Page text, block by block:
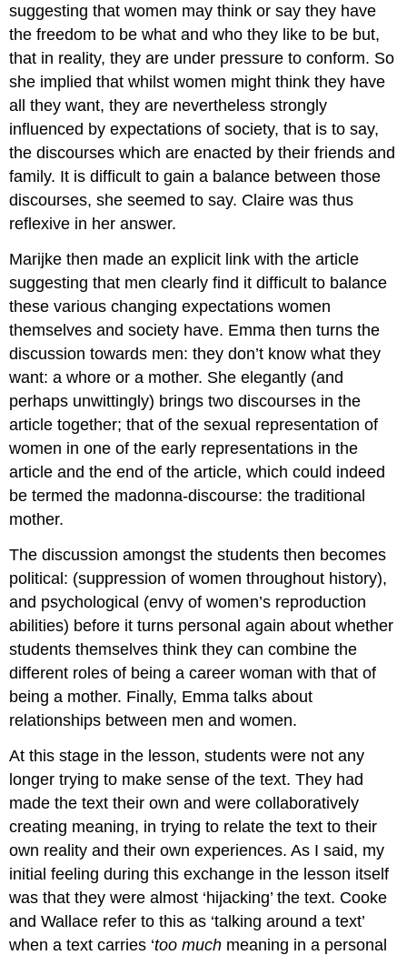
suggesting that women may think or say they have
the freedom to be what and who they like to be but,
that in reality, they are under pressure to conform. So
she implied that whilst women might think they have
all they want, they are nevertheless strongly
influenced by expectations of society, that is to say,
the discourses which are enacted by their friends and
family. It is difficult to gain a balance between those
discourses, she seemed to say. Claire was thus
reflexive in her answer.
Marijke then made an explicit link with the article
suggesting that men clearly find it difficult to balance
these various changing expectations women
themselves and society have. Emma then turns the
discussion towards men: they don’t know what they
want: a whore or a mother. She elegantly (and
perhaps unwittingly) brings two discourses in the
article together; that of the sexual representation of
women in one of the early representations in the
article and the end of the article, which could indeed
be termed the madonna-discourse: the traditional
mother.
The discussion amongst the students then becomes
political: (suppression of women throughout history),
and psychological (envy of women’s reproduction
abilities) before it turns personal again about whether
students themselves think they can combine the
different roles of being a career woman with that of
being a mother. Finally, Emma talks about
relationships between men and women.
At this stage in the lesson, students were not any
longer trying to make sense of the text. They had
made the text their own and were collaboratively
creating meaning, in trying to relate the text to their
own reality and their own experiences. As I said, my
initial feeling during this exchange in the lesson itself
was that they were almost ‘hijacking’ the text. Cooke
and Wallace refer to this as ‘talking around a text’
when a text carries ‘too much meaning in a personal